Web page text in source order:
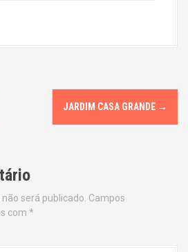
JARDIM CASA GRANDE →
será publicado. Campos
com *